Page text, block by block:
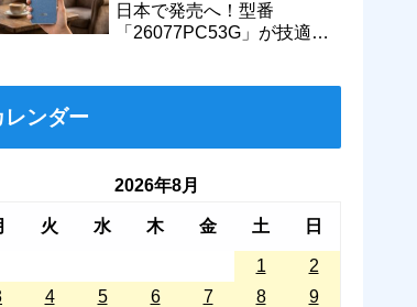
日本で発売へ！型番
「26077PC53G」が技適通
レンダー
2026年8月
火 水 木 金 土 日
1
2
4 5 6 7 8 9